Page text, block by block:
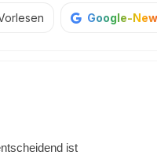
Google-
ist